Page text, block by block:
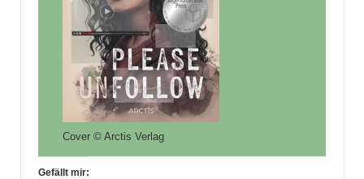
Cover © Arctis Verlag
Gefällt mir: